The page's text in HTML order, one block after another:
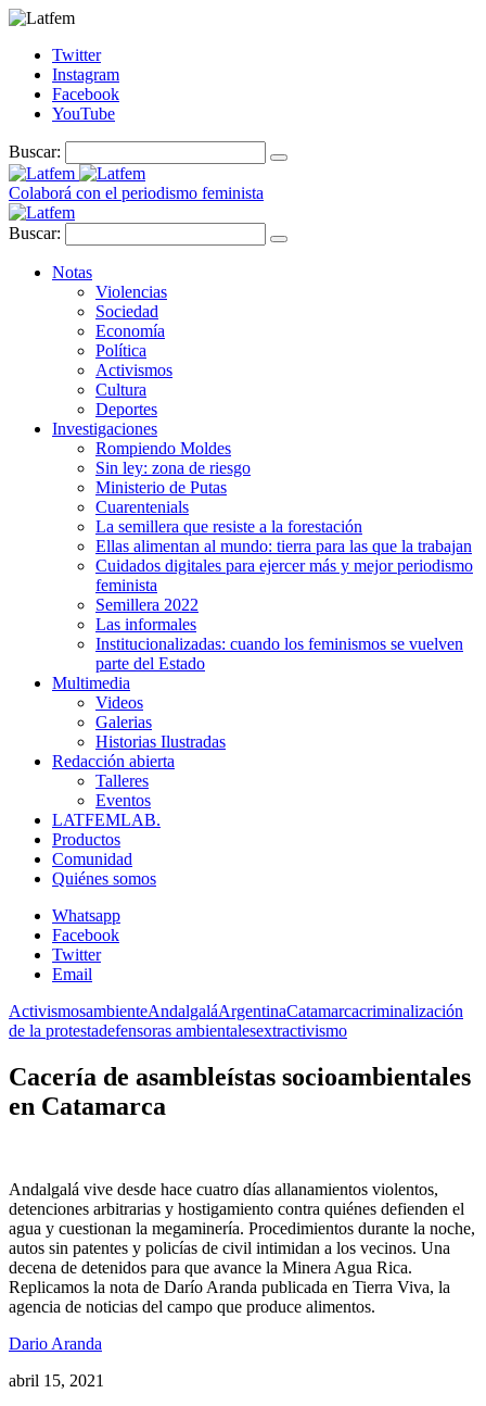
Twitter
Instagram
Facebook
YouTube
Buscar:
Colaborá con el periodismo feminista
Buscar:
Notas
Violencias
Sociedad
Economía
Política
Activismos
Cultura
Deportes
Investigaciones
Rompiendo Moldes
Sin ley: zona de riesgo
Ministerio de Putas
Cuarentenials
La semillera que resiste a la forestación
Ellas alimentan al mundo: tierra para las que la trabajan
Cuidados digitales para ejercer más y mejor periodismo
feminista
Semillera 2022
Las informales
Institucionalizadas: cuando los feminismos se vuelven
parte del Estado
Multimedia
Videos
Galerias
Historias Ilustradas
Redacción abierta
Talleres
Eventos
LATFEMLAB.
Productos
Comunidad
Quiénes somos
Whatsapp
Facebook
Twitter
Email
ActivismosambienteAndalgaláArgentinaCatamarcacriminalización
de la protestadefensoras ambientalesextractivismo
Cacería de asambleístas socioambientales
en Catamarca
Andalgalá vive desde hace cuatro días allanamientos violentos,
detenciones arbitrarias y hostigamiento contra quiénes defienden el
agua y cuestionan la megaminería. Procedimientos durante la noche,
autos sin patentes y policías de civil intimidan a los vecinos. Una
decena de detenidos para que avance la Minera Agua Rica.
Replicamos la nota de Darío Aranda publicada en Tierra Viva, la
agencia de noticias del campo que produce alimentos.
Dario Aranda
abril 15, 2021